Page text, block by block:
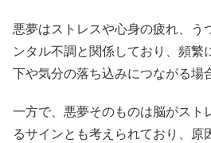
悪夢はストレスや心身の疲れ、う
ンタル不調と関係しており、頻繁
下や気分の落ち込みにつながる場
一方で、悪夢そのものは脳がスト
るサインとも考えられており、原